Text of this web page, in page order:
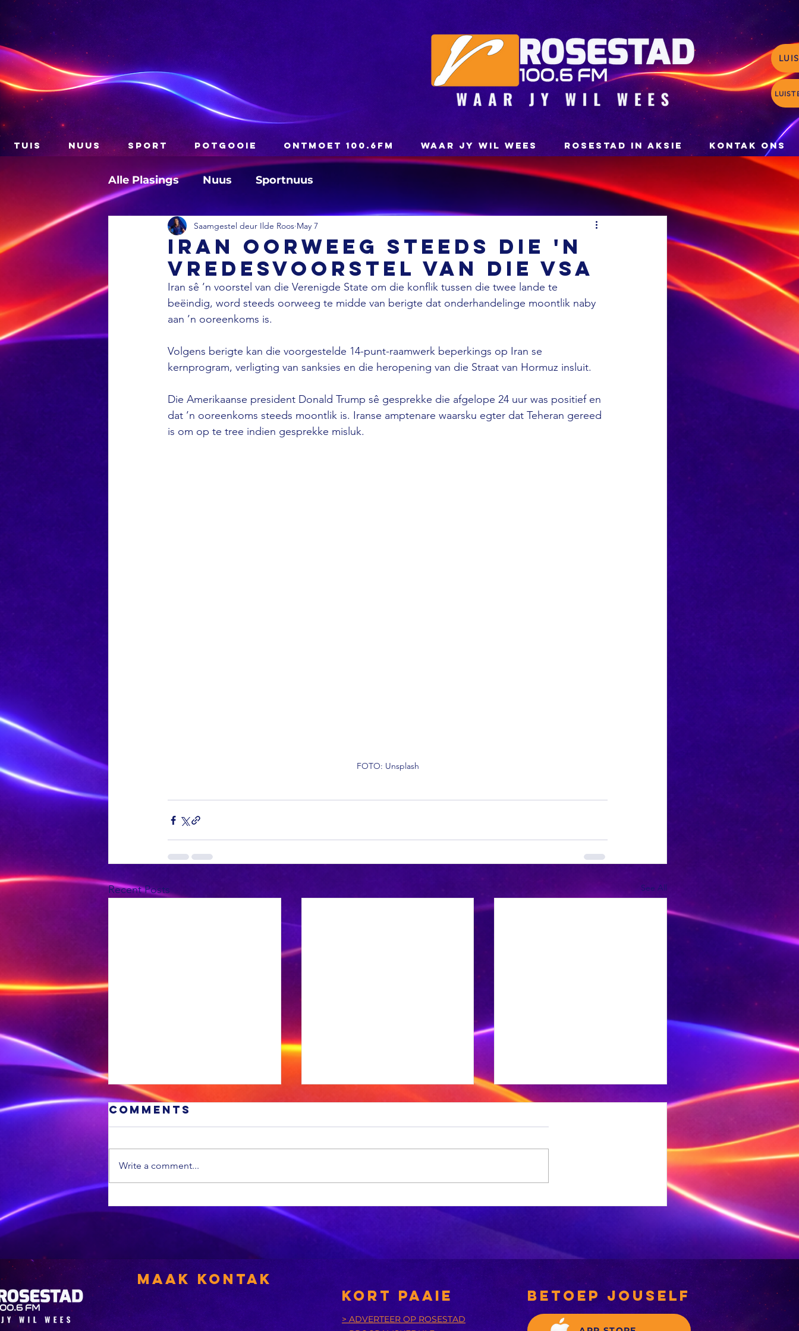
TUIS NUUS SPORT POTGOOIE ONTMOET 100.6FM WAAR JY WIL WEES ROSESTAD IN AKSIE KONTAK ONS
Alle Plasings Nuus Sportnuus
Iran oorweeg steeds die 'n
vredesvoorstel van die VSA
Saamgestel deur Ilde Roos May 7
Iran sê ’n voorstel van die Verenigde State om die konflik tussen die twee lande te
beëindig, word steeds oorweeg te midde van berigte dat onderhandelinge moontlik naby
aan ’n ooreenkoms is.
Volgens berigte kan die voorgestelde 14-punt-raamwerk beperkings op Iran se
kernprogram, verligting van sanksies en die heropening van die Straat van Hormuz insluit.
Die Amerikaanse president Donald Trump sê gesprekke die afgelope 24 uur was positief en
dat ’n ooreenkoms steeds moontlik is. Iranse amptenare waarsku egter dat Teheran gereed
is om op te tree indien gesprekke misluk.
FOTO: Unsplash
Recent Posts See All
Die
Ossewabrandwag-
argief is nou
digitaal
'n Voormalige
is in warm
water oor
skootrekenaars
Afrika verenig
Comments
Write a comment...
Maak Kontak
betoep jouself
KORT PAAIE
> ADVERTEER OP ROSESTAD